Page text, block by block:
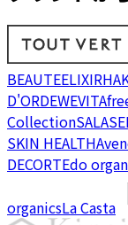
BEAUTEELIXIR
D'ORDEWEVITA
CollectionSALA
SKIN HEALTH
DECORTEdo
organicsLa Casta